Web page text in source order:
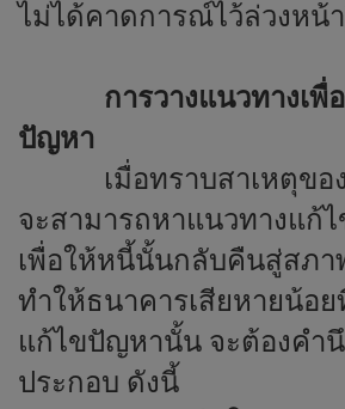
ไม่ได้คาดการณ์ไว้ล่วงหน้
การวางแนวทางเ
ปัญหา
เมื่อทราบสาเหตุข
จะสามารถหาแนวทางแก้
เพื่อให้หนี้นั้นกลับคืนสู่สภา
ทำให้ธนาคารเสียหายน้อ
แก้ไขปัญหานั้น จะต้องคำนึ
ประกอบ ดังนี้